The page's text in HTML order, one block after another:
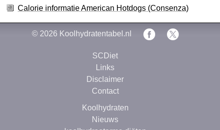
Calorie informatie American Hotdogs (Consenza)
© 2026 Koolhydratentabel.nl
SCDiet
Links
Disclaimer
Contact
Koolhydraten
Nieuws